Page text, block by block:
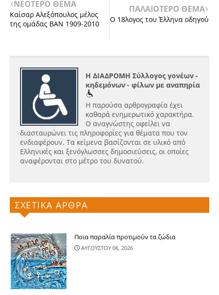
ΝΕΟΤΕΡΟ ΘΕΜΑ
Καίσαρ Αλεξόπουλος μέλος
της ομάδας ΒΑΝ 1909-2010
ΠΑΛΑΙΟΤΕΡΟ ΘΕΜΑ
Ο 18λογος του Έλληνα οδηγού
Η ΔΙΑΔΡΟΜΗ Σύλλογος γονέων -
κηδεμόνων - φίλων με αναπηρία
Η παρούσα αρθρογραφία έχει
καθαρά ενημερωτικό χαρακτήρα.
Ο αναγνώστης οφείλει να
διασταυρώνει τις πληροφορίες για θέματα που τον
ενδιαφέρουν. Τα κείμενα βασίζονται σε υλικό από
Ελληνικές και ξενόγλωσσες δημοσιεύσεις, οι οποίες
αναφέρονται στο μέτρο του δυνατού.
ΣΧΕΤΙΚΑ ΑΡΘΡΑ
Ποια παραλία προτιμούν τα ζώδια
ΑΥΓΟΥΣΤΟΥ 06, 2026